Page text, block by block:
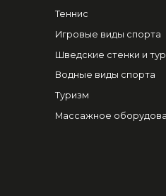
Теннис
Игровые виды спорта
Шведские стенки и
Водные виды спорта
Туризм
Массажное